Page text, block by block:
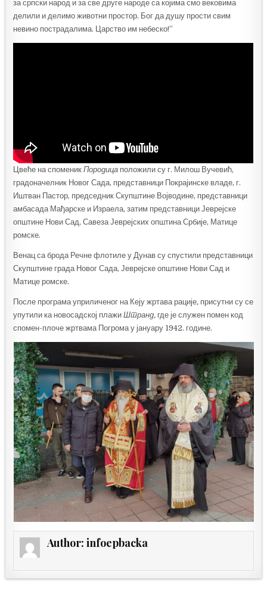
за српски народ и за све друге народе са којима смо вековима
делили и делимо животни простор. Бог да душу прости свим
невино пострадалима. Царство им небеско!”
Цвеће на споменикПородица положили су г. Милош Вучевић,
градоначелник Новог Сада, представници Покрајинске владе, г.
Иштван Пастор, председник Скупштине Војводине, представници
амбасада Мађарске и Израела, затим представници Јеврејске
општине Нови Сад, Савеза Јеврејских општина Србије, Матице
ромске.
Венац са брода Речне флотиле у Дунав су спустили представници
Скупштине града Новог Сада, Јеврејске општине Нови Сад и
Матице ромске.
После програма уприличеног на Кеју жртава рације, присутни су се
упутили ка новосадској плажиШтранд, где је служен помен код
спомен-плоче жртвама Погрома у јануару 1942. године.
Author:infoepbacka